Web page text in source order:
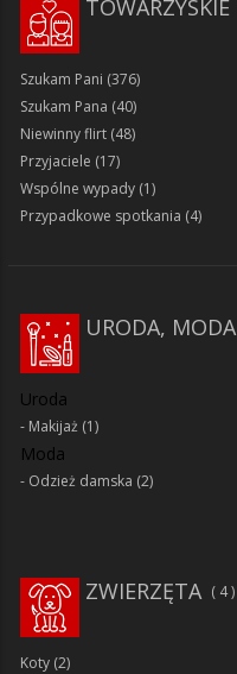
TOWARZYSKIE
Szukam Pani (376)
Szukam Pana (40)
Niewinny flirt (48)
Przyjaciele (17)
Wspólne wypady (1)
Przypadkowe spotkania (4)
URODA, MODA
Uroda
Makijaż (1)
Moda
Odzież damska (2)
ZWIERZĘTA 4
Koty (2)